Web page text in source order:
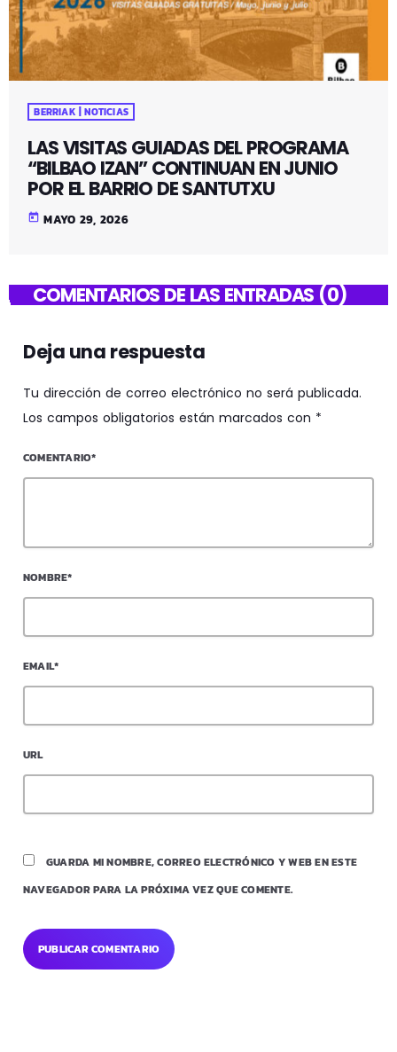
BERRIAK | NOTICIAS
LAS VISITAS GUIADAS DEL PROGRAMA
“BILBAO IZAN” CONTINUAN EN JUNIO
POR EL BARRIO DE SANTUTXU
today MAYO 29, 2026
COMENTARIOS DE LAS ENTRADAS (0)
Deja una respuesta
Tu dirección de correo electrónico no será publicada.
Los campos obligatorios están marcados con *
COMENTARIO*
NOMBRE*
EMAIL*
URL
GUARDA MI NOMBRE, CORREO ELECTRÓNICO Y WEB EN ESTE
NAVEGADOR PARA LA PRÓXIMA VEZ QUE COMENTE.